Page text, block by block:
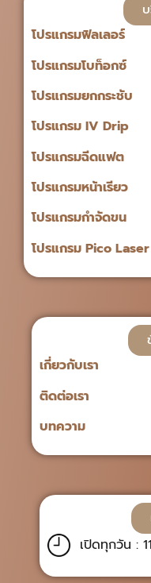
โปรแกรมฟิลเลอร์
โปรแกรมโบท็อกซ์
โปรแกรมยกกระชับ
โปรแกรม IV Drip
โปรแกรมฉีดแฟต
โปรแกรมหน้าเรียว
โปรแกรมกำจัดขน
โปรแกรม Pico Laser
เกี่ยวกับเรา
ติดต่อเรา
บทความ
เปิดทุกวัน :